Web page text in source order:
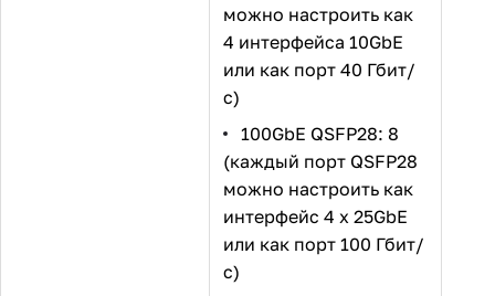
можно настроить как
4 интерфейса 10GbE
или как порт 40 Гбит/
с)
100GbE QSFP28: 8
(каждый порт QSFP28
можно настроить как
интерфейс 4 x 25GbE
или как порт 100 Гбит/
с)